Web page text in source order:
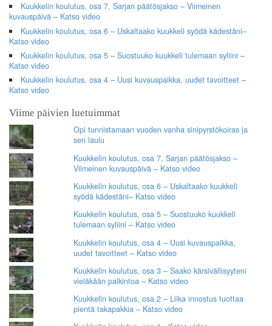
Kuukkelin koulutus, osa 7, Sarjan päätösjakso – Viimeinen
kuvauspäivä – Katso video
Kuukkelin koulutus, osa 6 – Uskaltaako kuukkeli syödä kädestäni–
Katso video
Kuukkelin koulutus, osa 5 – Suostuuko kuukkeli tulemaan syliini –
Katso video
Kuukkelin koulutus, osa 4 – Uusi kuvauspaikka, uudet tavoitteet –
Katso video
Viime päivien luetuimmat
Opi tunnistamaan vuoden vanha sinipyrstökoiras ja
sen laulu
Kuukkelin koulutus, osa 7, Sarjan päätösjakso –
Viimeinen kuvauspäivä – Katso video
Kuukkelin koulutus, osa 6 – Uskaltaako kuukkeli
syödä kädestäni– Katso video
Kuukkelin koulutus, osa 5 – Suostuuko kuukkeli
tulemaan syliini – Katso video
Kuukkelin koulutus, osa 4 – Uusi kuvauspaikka,
uudet tavoitteet – Katso video
Kuukkelin koulutus, osa 3 – Saako kärsivällisyyteni
vieläkään palkintoa – Katso video
Kuukkelin koulutus, osa 2 – Liika innostus tuottaa
pientä takapakkia – Katso video